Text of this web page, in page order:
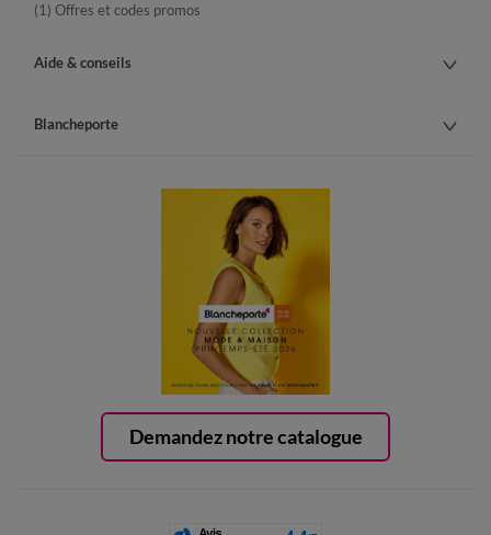
Demandez notre catalogue
(1) Offres et codes promos
Aide & conseils
Blancheporte